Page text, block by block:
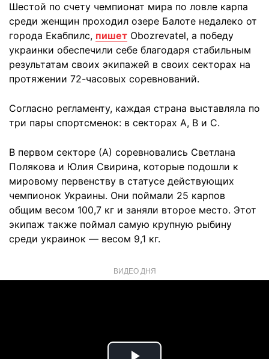
Шестой по счету чемпионат мира по ловле карпа
среди женщин проходил озере Балоте недалеко от
города Екабпилс, пишет Obozrevatel, а победу
украинки обеспечили себе благодаря стабильным
результатам своих экипажей в своих секторах на
протяжении 72-часовых соревнований.
Согласно регламенту, каждая страна выставляла по
три пары спортсменок: в секторах А, В и С.
В первом секторе (А) соревновались Светлана
Полякова и Юлия Свирина, которые подошли к
мировому первенству в статусе действующих
чемпионок Украины. Они поймали 25 карпов
общим весом 100,7 кг и заняли второе место. Этот
экипаж также поймал самую крупную рыбину
среди украинок — весом 9,1 кг.
ВИДЕО ДНЯ